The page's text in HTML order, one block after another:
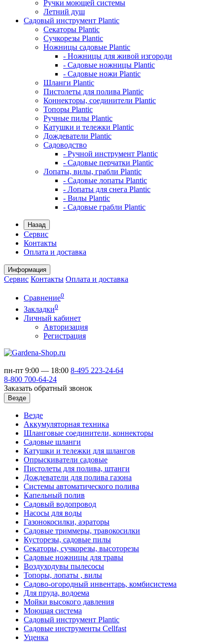
Ручки моющей системы
Летний душ
Садовый инструмент Plantic
Секаторы Plantic
Сучкорезы Plantic
Ножницы садовые Plantic
- Ножницы для живой изгороди
- Садовые ножницы Plantic
- Садовые ножи Plantic
Шланги Plantic
Пистолеты для полива Plantic
Коннекторы, соединители Plantic
Топоры Plantic
Ручные пилы Plantic
Катушки и тележки Plantic
Дождеватели Plantic
Садоводство
- Ручной инструмент Plantic
- Садовые перчатки Plantic
Лопаты, вилы, грабли Plantic
- Садовые лопаты Plantic
- Лопаты для снега Plantic
- Вилы Plantic
- Садовые грабли Plantic
Назад
Сервис
Контакты
Оплата и доставка
Информация
Сервис Контакты Оплата и доставка
Сравнение0
Закладки0
Личный кабинет
Авторизация
Регистрация
пн-пт 9:00 — 18:00 8-495 223-24-64
8-800 700-64-24
Заказать обратный звонок
Везде
Везде
Аккумуляторная техника
Шланговые соединители, коннекторы
Садовые шланги
Катушки и тележки для шлангов
Опрыскиватели садовые
Пистолеты для полива, штанги
Дождеватели для полива газона
Системы автоматического полива
Капельный полив
Садовый водопровод
Насосы для воды
Газонокосилки, аэраторы
Садовые триммеры, травокосилки
Кусторезы, садовые пилы
Секаторы, сучкорезы, высоторезы
Садовые ножницы для травы
Воздуходувы пылесосы
Топоры, лопаты , вилы
Садово-огородный инвентарь, комбисистема
Для пруда, водоема
Мойки высокого давления
Моющая система
Садовый инструмент Plantic
Садовые инструменты Cellfast
Уценка